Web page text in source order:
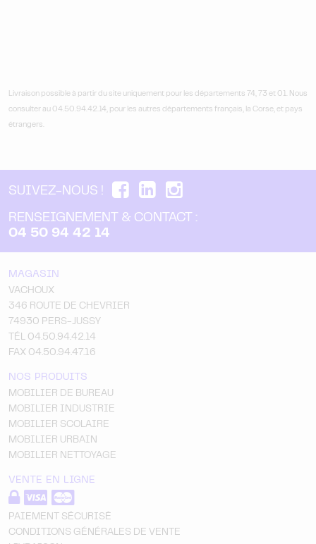
Livraison possible à partir du site uniquement pour les départements 74, 73 et 01. Nous
consulter au 04.50.94.42.14, pour les autres départements français, la Corse, et pays
étrangers.
SUIVEZ-NOUS !
RENSEIGNEMENT & CONTACT :
04 50 94 42 14
MAGASIN
VACHOUX
346 ROUTE DE CHEVRIER
74930 PERS-JUSSY
TÉL 04.50.94.42.14
FAX 04.50.94.47.16
NOS PRODUITS
MOBILIER DE BUREAU
MOBILIER INDUSTRIE
MOBILIER SCOLAIRE
MOBILIER URBAIN
MOBILIER NETTOYAGE
VENTE EN LIGNE
PAIEMENT SÉCURISÉ
CONDITIONS GÉNÉRALES DE VENTE